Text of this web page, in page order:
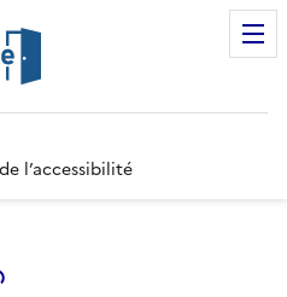
l’accessibilité
Twitter)